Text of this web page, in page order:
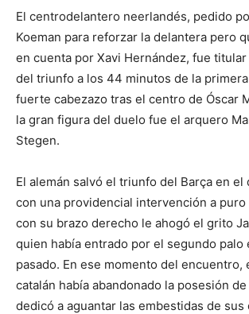
El centrodelantero neerlandés, pedido
Koeman para reforzar la delantera pero
en cuenta por Xavi Hernández, fue
del triunfo a los 44 minutos de la
fuerte cabezazo tras el centro de Óscar
la gran figura del duelo fue el arquero
Stegen.
El alemán salvó el triunfo del Barça en el
con una providencial intervención a
con su brazo derecho le ahogó el grito
quien había entrado por el segundo palo
pasado. En ese momento del encuentro,
catalán había abandonado la posesión
dedicó a aguantar las embestidas de